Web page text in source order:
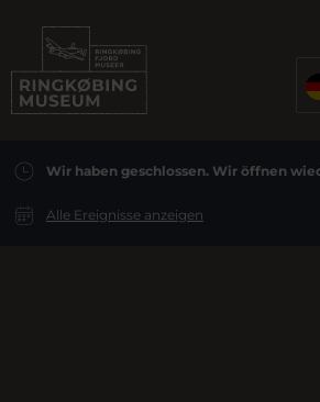
Wir haben geschlossen. Wir öffnen
Alle Ereignisse anzeigen